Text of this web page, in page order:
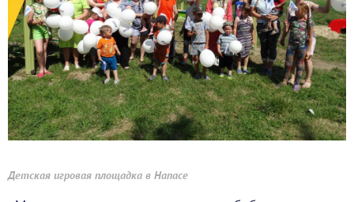
Детская игровая площадка в Напасе